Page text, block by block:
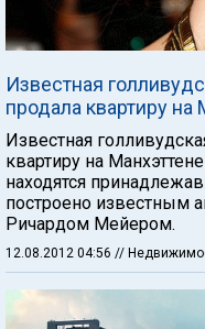
Известная
продала квартиру на
Известная
квартиру на
находятся
построено известным
Ричардом Мейером.
12.08.2012 04:56 //